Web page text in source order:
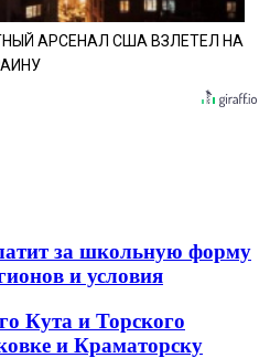
АРСЕНАЛ США ВЗЛЕТЕЛ НА
за школьную форму
и условия
Кута и Торского
и Краматорску